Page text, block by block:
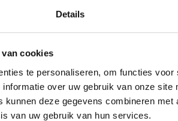
Details
cookies
te personaliseren, om functies voor
over uw gebruik van onze site
deze gegevens combineren met
van uw gebruik van hun services.
microfleece, ontworpen om
zich door hun